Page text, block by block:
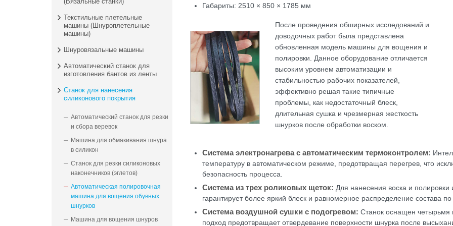
Габариты: 2510 × 850 × 1785 мм
После проведения обширных исследований и
доводочных работ была представлена
обновленная модель машины для вощения и
полировки. Данное оборудование отличается
высоким уровнем автоматизации и
стабильностью рабочих показателей,
эффективно решая такие типичные
проблемы, как недостаточный блеск,
длительная сушка и чрезмерная жесткость
шнурков после обработки воском.
Система электронагрева с автоматическим термоконтролем:
температуру в автоматическом режиме, предотвращая перегрев, что
безопасность процесса.
Система из трех роликовых щеток: Для нанесения воска и
гарантирует более яркий блеск и равномерное распределение состава
Система воздушной сушки с подогревом: Станок оснащен четырьмя
подход предотвращает отвердевание поверхности шнурка после
Текстильные плетельные
машины (Шнуроплетельные
машины)
Шнуровязальные машины
Автоматический станок для
изготовления бантов из ленты
Станок для нанесения
силиконового покрытия
Автоматический станок для резки
и сбора веревок
Машина для обмакивания шнура
в силикон
Станок для резки силиконовых
наконечников (эглетов)
Автоматическая полировочная
машина для вощения обувных
шнурков
Машина для вощения шнуров